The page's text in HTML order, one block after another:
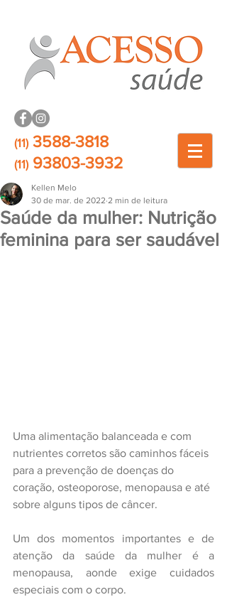
(11)3588-3818
(11)93803-3932
Saúde da mulher: Nutrição
feminina para ser saudável
Kellen Melo
30 de mar. de 2022 2 min de leitura
Uma alimentação balanceada e com
nutrientes corretos são caminhos fáceis
para a prevenção de doenças do
coração, osteoporose, menopausa e até
sobre alguns tipos de câncer.
Um dos momentos importantes e de
atenção da saúde da mulher é a
menopausa, aonde exige cuidados
especiais com o corpo.